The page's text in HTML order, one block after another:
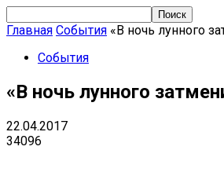
Главная События «В ночь лунного
События
«В ночь лунного
22.04.2017
34096